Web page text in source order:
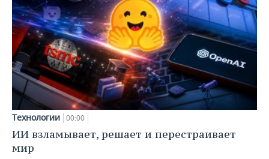
Технологии 00:00
ИИ взламывает, решает и перестраивает
мир